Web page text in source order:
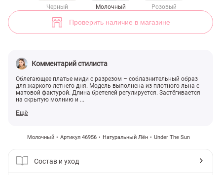
Черный Молочный Розовый
Проверить наличие в магазине
Комментарий стилиста
Облегающее платье миди с разрезом – соблазнительный образ
для жаркого летнего дня. Модель выполнена из плотного льна с
матовой фактурой. Длина бретелей регулируется. Застёгивается
на скрытую молнию и ...
Ещё
Молочный Артикул 46956 Натуральный Лён Under The Sun
Состав и уход